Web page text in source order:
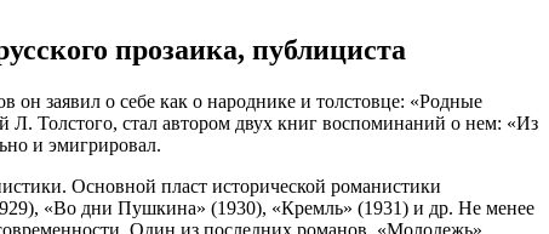
прозаика, публициста
заявил о себе как о народнике и толстовце: «Родные
Толстого, стал автором двух книг воспоминаний о нем: «Из
и эмигрировал.
Основной пласт исторической романистики
«Во дни Пушкина» (1930), «Кремль» (1931) и др. Не менее
Один из последних романов, «Молодежь»